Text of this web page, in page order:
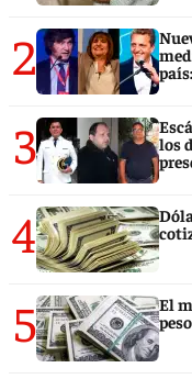
2
3
los
4
5
El